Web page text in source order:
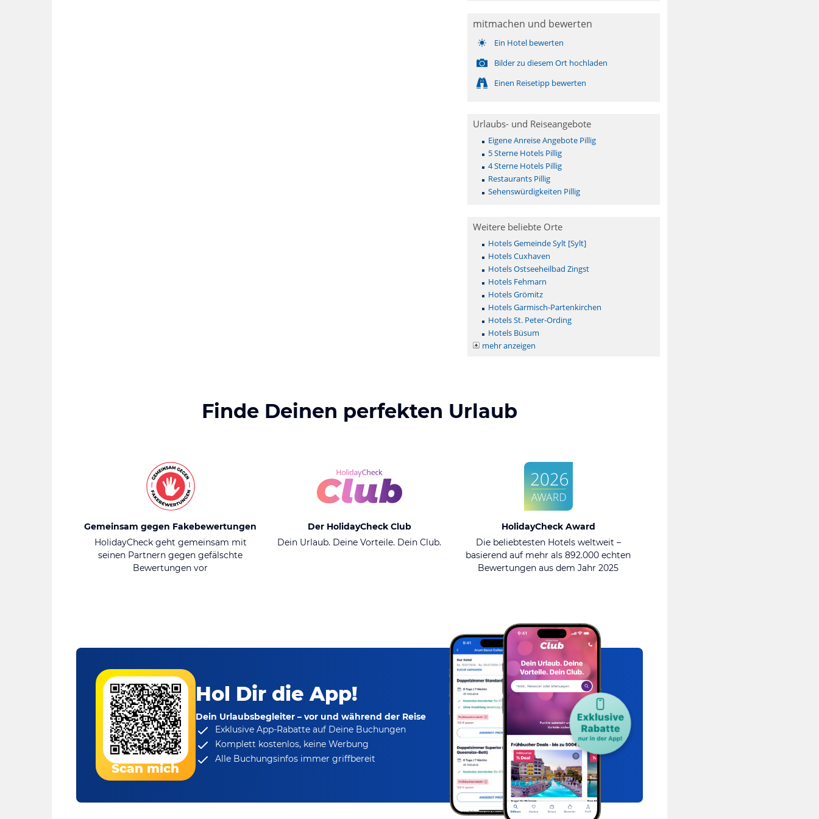
mitmachen und bewerten
Ein Hotel bewerten
Bilder zu diesem Ort hochladen
Einen Reisetipp bewerten
Urlaubs- und Reiseangebote
Eigene Anreise Angebote Pillig
5 Sterne Hotels Pillig
4 Sterne Hotels Pillig
Restaurants Pillig
Sehenswürdigkeiten Pillig
Weitere beliebte Orte
Hotels Gemeinde Sylt [Sylt]
Hotels Cuxhaven
Hotels Ostseeheilbad Zingst
Hotels Fehmarn
Hotels Grömitz
Hotels Garmisch-Partenkirchen
Hotels St. Peter-Ording
Hotels Büsum
mehr anzeigen
Finde Deinen perfekten Urlaub
Gemeinsam gegen Fakebewertungen
HolidayCheck geht gemeinsam mit
seinen Partnern gegen gefälschte
Bewertungen vor
Der HolidayCheck Club
Dein Urlaub. Deine Vorteile. Dein Club.
HolidayCheck Award
Die beliebtesten Hotels weltweit –
basierend auf mehr als 892.000 echten
Bewertungen aus dem Jahr 2025
Scan mich
Hol Dir die App!
Dein Urlaubsbegleiter – vor und während der Reise
Exklusive App-Rabatteauf Deine Buchungen
Komplett kostenlos, keine Werbung
Alle Buchungsinfos immer griffbereit